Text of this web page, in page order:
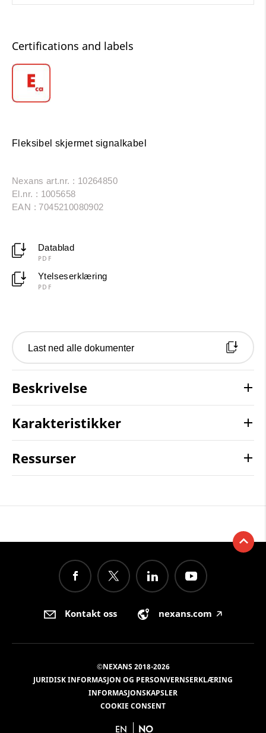
Certifications and labels
Fleksibel skjermet signalkabel
Nexans art.nr. : 10264850
El.nr. : 1005658
EAN : 7045210080902
Datablad
PDF
Ytelseserklæring
PDF
Last ned alle dokumenter
Beskrivelse
Karakteristikker
Ressurser
Kontakt oss nexans.com 🡥
©NEXANS 2018-2026
JURIDISK INFORMASJON OG PERSONVERNSERKLÆRING
INFORMASJONSKAPSLER
COOKIE CONSENT
EN NO